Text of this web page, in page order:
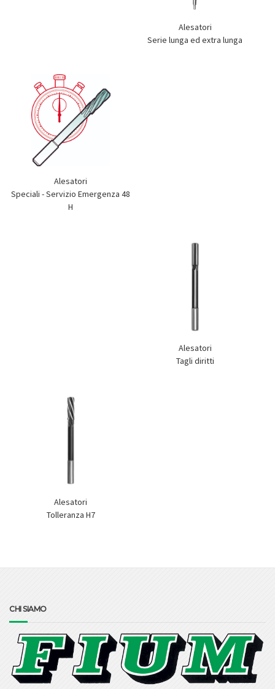
Alesatori
Serie lunga ed extra lunga
Alesatori
Speciali - Servizio Emergenza 48
H
Alesatori
Tagli diritti
Alesatori
Tolleranza H7
CHI SIAMO